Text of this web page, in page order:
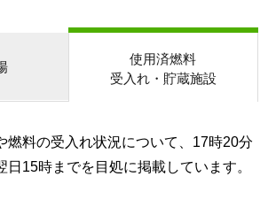
使用済燃料
受入れ・貯蔵施設
燃料の受入れ状況について、17時20分
日15時までを目処に掲載しています。